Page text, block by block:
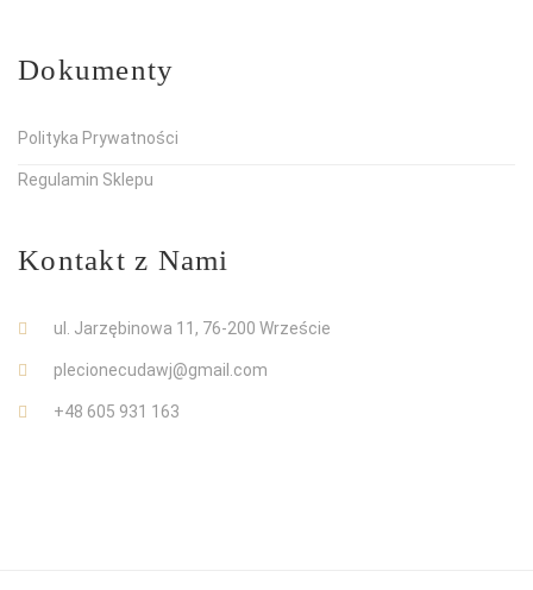
Dokumenty
Polityka Prywatności
Regulamin Sklepu
Kontakt z Nami
ul. Jarzębinowa 11, 76-200 Wrzeście
plecionecudawj@gmail.com
+48 605 931 163